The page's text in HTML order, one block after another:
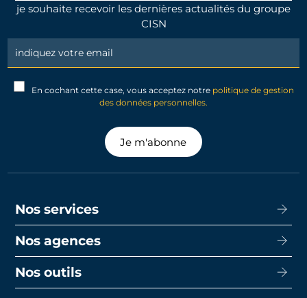
je souhaite recevoir les dernières actualités du groupe
CISN
Newsletter
Signup
En cochant cette case, vous acceptez notre politique de gestion
des données personnelles.
Je m'abonne
Nos services
Acheter
Promotion
Nos agences
CISN Agence Immobilière Nantes Decré
Nos outils